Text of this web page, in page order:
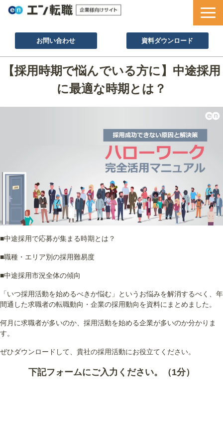
お問い合わせ 資料ダウンロード
サービス一覧
採用ノウハウ
お役立ち資料
【採用時期で悩んでいる方に】中途採用
に最適な時期とは？
■中途採用で応募が集まる時期とは？
■職種・エリア別の採用難易度
■中途採用市況全体の傾向
「いつ採用活動を始めるべきか悩む」というお悩みを解消するべく、年
間通した求職者の転職動向・企業の採用動向を資料にまとめました。
何月に求職者が多いのか、採用活動を始める企業が多いのか分かりま
す。
ぜひダウンロードして、貴社の採用活動にお役立てください。
下記フォームにご入力ください。（1分）